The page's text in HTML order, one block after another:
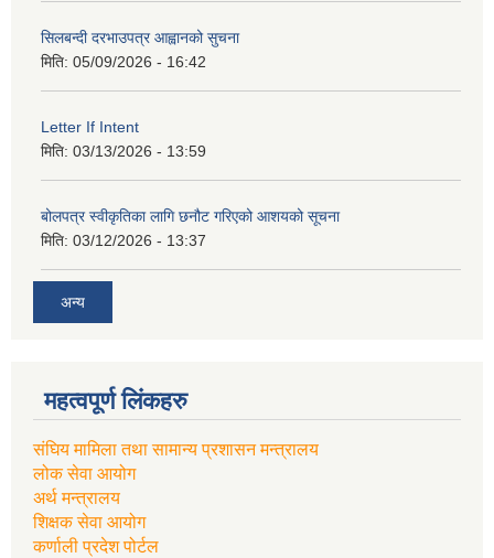
सिलबन्दी दरभाउपत्र आह्वानको सुचना
मिति: 05/09/2026 - 16:42
Letter If Intent
मिति: 03/13/2026 - 13:59
बोलपत्र स्वीकृतिका लागि छनौट गरिएको आशयको सूचना
मिति: 03/12/2026 - 13:37
अन्य
महत्वपूर्ण लिंकहरु
संघिय मामिला तथा सामान्य प्रशासन मन्त्रालय
लोक सेवा आयोग
अर्थ मन्त्रालय
शिक्षक सेवा आयोग
कर्णाली प्रदेश पोर्टल